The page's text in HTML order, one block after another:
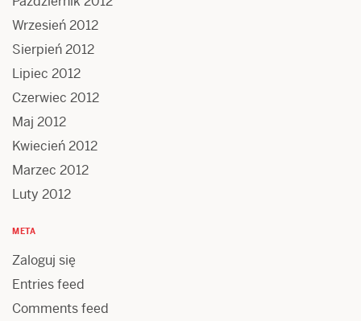
Wrzesień 2012
Sierpień 2012
Lipiec 2012
Czerwiec 2012
Maj 2012
Kwiecień 2012
Marzec 2012
Luty 2012
META
Zaloguj się
Entries feed
Comments feed